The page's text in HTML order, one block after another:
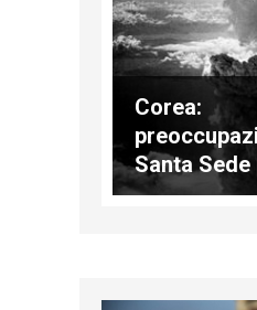
Corea:
Santa